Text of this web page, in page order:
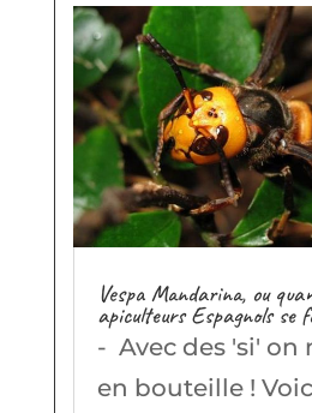
Vespa Mandarina, ou
apiculteurs Espagnols se
- Avec des 'si' on
en bouteille !